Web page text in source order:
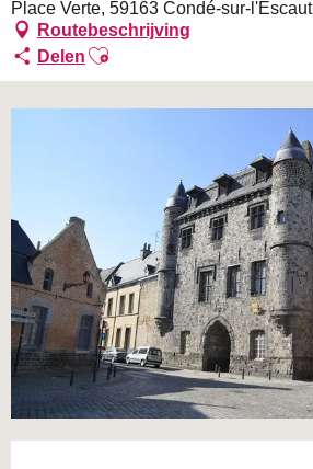
Place Verte, 59163 Condé-sur-l'Escaut
Routebeschrijving
Delen Ajouter aux favoris